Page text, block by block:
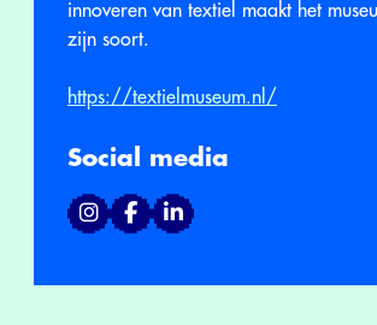
innoveren van textiel maakt het
zijn soort.
https://textielmuseum.nl/
Social media